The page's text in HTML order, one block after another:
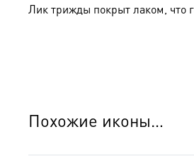
Лик трижды покрыт лаком, что
Похожие иконы…